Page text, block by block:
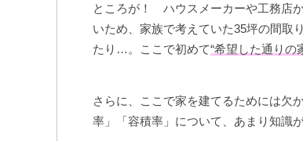
ところが！ ハウスメーカーや工務店
いため、家族で考えていた35坪の間取
たり…。ここで初めて“希望した通りの
さらに、ここで家を建てるためには欠
率」「容積率」について、あまり知識